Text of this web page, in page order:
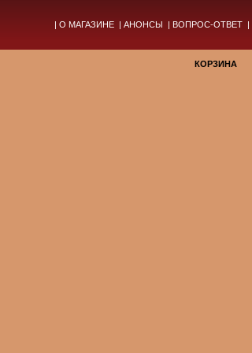
| О МАГАЗИНЕ | АНОНСЫ | ВОПРОС-ОТВЕТ |
КОРЗИНА